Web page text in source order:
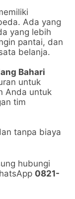
Ada yang
yang lebih
pantai, dan
belanja.
Bahari
untuk
Anda untuk
tim
tanpa biaya
hubungi
0821-